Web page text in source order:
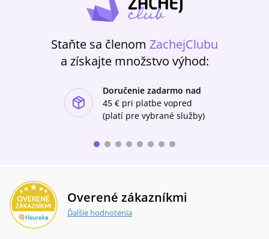
Staňte sa členom ZachejClubu
a získajte množstvo výhod:
Doručenie zadarmo nad
45 € pri platbe vopred
(platí pre vybrané služby)
Overené zákazníkmi
Ďalšie hodnotenia